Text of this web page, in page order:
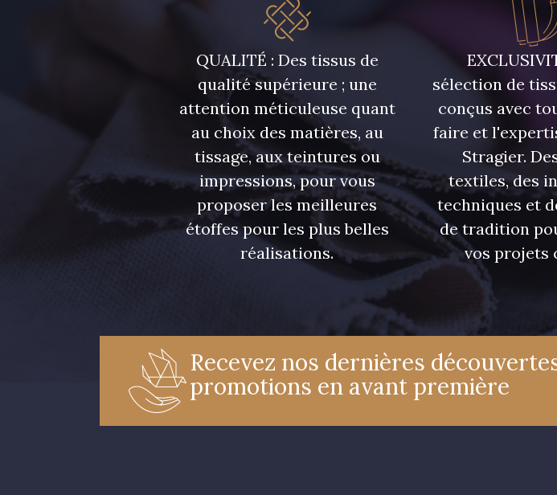
QUALITÉ : Des tissus de
qualité supérieure ; une
attention méticuleuse quant
au choix des matières, au
tissage, aux teintures ou
impressions, pour vous
proposer les meilleures
étoffes pour les plus belles
réalisations.
sélection de
conçus avec
faire et
Stragier.
textiles, des
techniques et
de tradition
vos projets
Recevez nos dernières
promotions en avant première